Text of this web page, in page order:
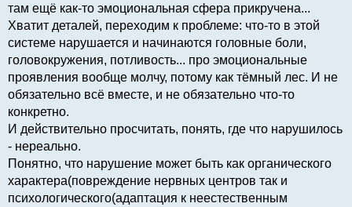
там ещё как-то эмоциональная сфера прикручена...
Хватит деталей, переходим к проблеме: что-то в этой
системе нарушается и начинаются головные боли,
головокружения, потливость... про эмоциональные
проявления вообще молчу, потому как тёмный лес. И не
обязательно всё вместе, и не обязательно что-то
конкретно.
И действительно просчитать, понять, где что нарушилось
- нереально.
Понятно, что нарушение может быть как органического
характера(повреждение нервных центров так и
психологического(адаптация к неестественным